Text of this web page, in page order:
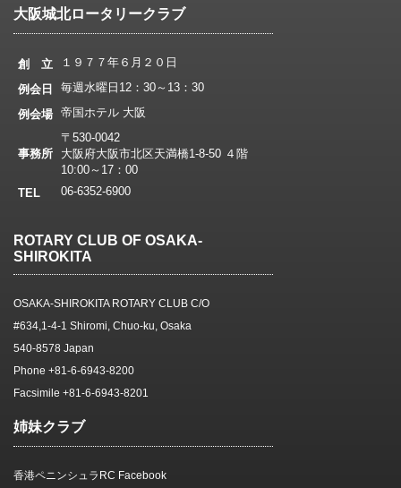
大阪城北ロータリークラブ
創 立
１９７７年６月２０日
例会日
毎週水曜日12：30～13：30
例会場 帝国ホテル 大阪
事務所
〒530-0042
大阪府大阪市北区天満橋1-8-50 ４階
10:00～17：00
TEL
06-6352-6900
ROTARY CLUB OF OSAKA-
SHIROKITA
OSAKA-SHIROKITA ROTARY CLUB C/O
#634,1-4-1 Shiromi, Chuo-ku, Osaka
540-8578 Japan
Phone +81-6-6943-8200
Facsimile +81-6-6943-8201
姉妹クラブ
香港ペニンシュラRC Facebook